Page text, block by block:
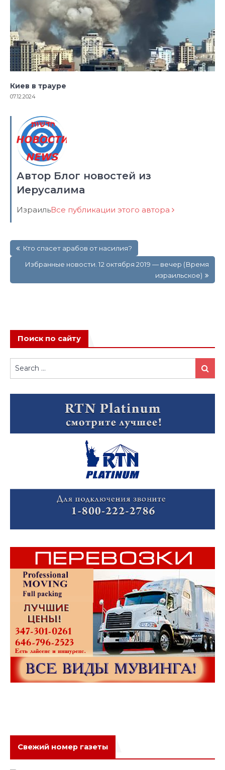
Киев в трауре
07.12.2024
Автор Блог новостей из
Иерусалима
ИзраильВсе публикации этого автора
по
записям
Кто спасет арабов от насилия?
Избранные новости. 12 октября 2019 — вечер (Время
израильское)
Поиск по сайту
Search
for:
Search
Свежий номер газеты